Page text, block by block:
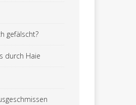
gefälscht?
durch Haie